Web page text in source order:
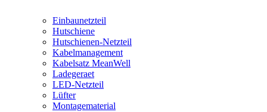
Einbaunetzteil
Hutschiene
Hutschienen-Netzteil
Kabelmanagement
Kabelsatz MeanWell
Ladegeraet
LED-Netzteil
Lüfter
Montagematerial